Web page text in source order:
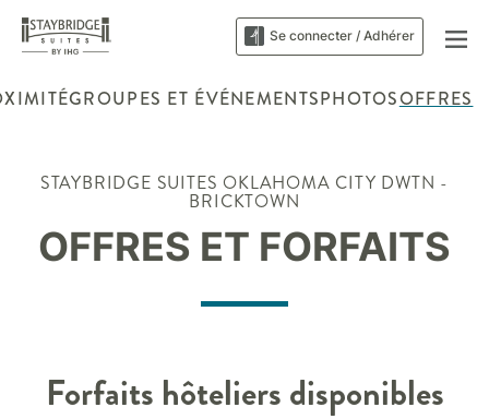
Se connecter / Adhérer
GROUPES ET ÉVÉNEMENTSPHOTOSOFFRES
STAYBRIDGE SUITES OKLAHOMA CITY DWTN -
BRICKTOWN
OFFRES ET FORFAITS
Forfaits hôteliers disponibles